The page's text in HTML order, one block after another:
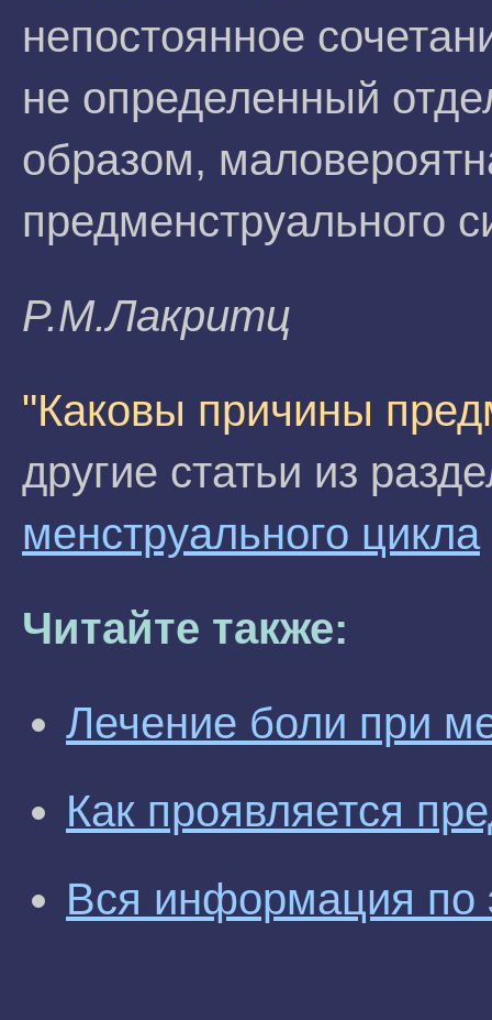
непостоянное
не определенный
образом,
предменструального
P.M.Лaкpитц
"Каковы причины
другие статьи из
менструального цикла
Читайте также:
Лечение боли при
Как проявляется
Вся информация по